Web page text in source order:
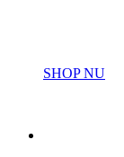
SHOP NU